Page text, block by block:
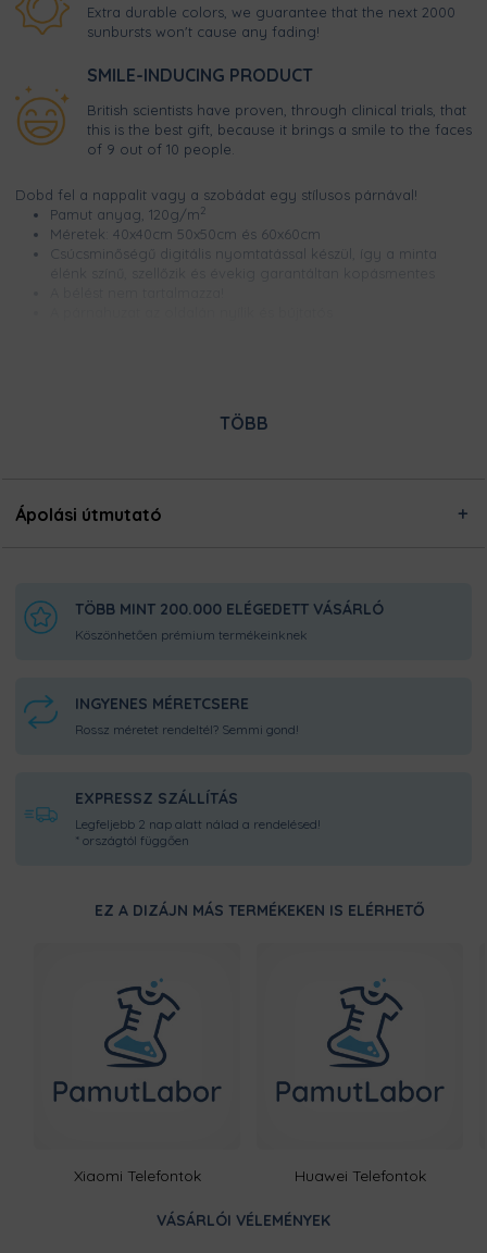
Extra durable colors, we guarantee that the next 2000
sunbursts won't cause any fading!
SMILE-INDUCING PRODUCT
British scientists have proven, through clinical trials, that
this is the best gift, because it brings a smile to the faces
of 9 out of 10 people.
Dobd fel a nappalit vagy a szobádat egy stílusos párnával!
Pamut anyag, 120g/m 2
Méretek: 40x40cm 50x50cm és 60x60cm
Csúcsminőségű digitális nyomtatással készül, így a minta
azon dolgoznak, hogy minél gyorsabban elkészüljenek a
rendeléseddel, és még frissen és ropogósan, kerüljön
TÖBB
Ápolási útmutató
TÖBB MINT 200.000 ELÉGEDETT VÁSÁRLÓ
Köszönhetően prémium termékeinknek
INGYENES MÉRETCSERE
Rossz méretet rendeltél? Semmi gond!
EXPRESSZ SZÁLLÍTÁS
Legfeljebb 2 nap alatt nálad a rendelésed!
* országtól függően
EZ A DIZÁJN MÁS TERMÉKEKEN IS ELÉRHETŐ
Xiaomi Telefontok Huawei Telefontok
VÁSÁRLÓI VÉLEMÉNYEK